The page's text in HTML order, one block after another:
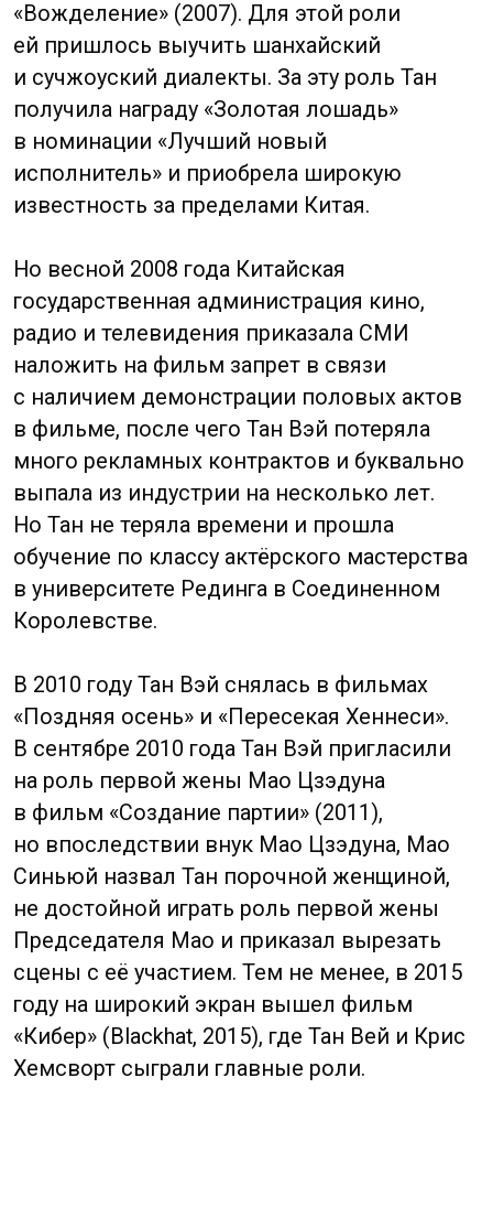
внешность, Дай имеет утонченный
ее называют «самой красивой
преподавательницей Китая». Помимо
спортивных заслуг и успешной карьеры
преподавателя, Дай Фэйфэй имеет
актерский талант, она успела попробовать
себя в качестве модели и стала
прекрасной актрисой. Девушка снимается
в кино и в китайских сериалах.
Ее игру можно увидеть в Тайваньском
многосерийном сериале «Останься
со мной» (Stand by me, 2016) и в фильмах
«Под светом сафитов» (Shou zhe yang guang
by the lights, 2009), «Отличная компания»
(Super Mates, 2007).
Цзин Тянь
Jing Tian
Родился 21 июля 1989 года, Сиань.
Китайская актриса, чье имя в переводе
с китайского означает «сладкая королева»